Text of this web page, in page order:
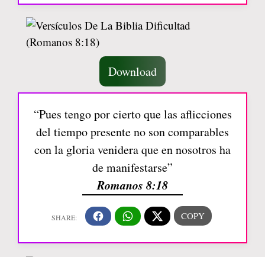
Download
“Pues tengo por cierto que las aflicciones
del tiempo presente no son comparables
con la gloria venidera que en nosotros ha
de manifestarse”
Romanos 8:18